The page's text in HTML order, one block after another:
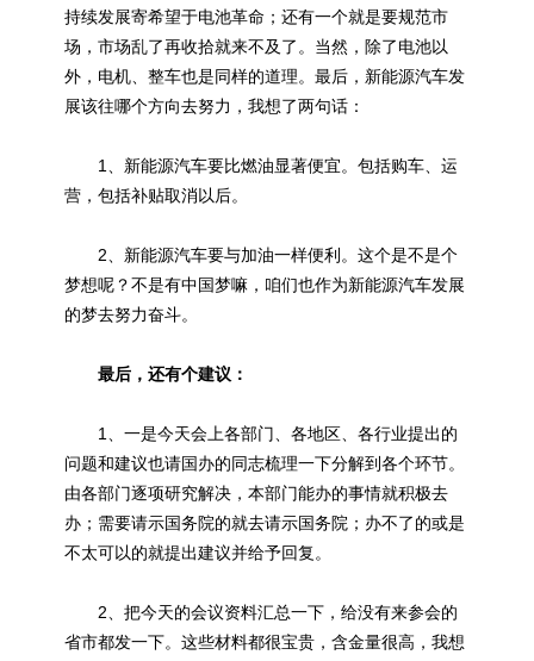
持续发展寄希望于电池革命；还有一个就是要规范市
场，市场乱了再收拾就来不及了。当然，除了电池以
外，电机、整车也是同样的道理。最后，新能源汽车发
展该往哪个方向去努力，我想了两句话：
1、新能源汽车要比燃油显著便宜。包括购车、运
营，包括补贴取消以后。
2、 新能源汽车要与加油一样便利。这个是不是个
梦想呢？不是有中国梦嘛，咱们也作为新能源汽车发展
的梦去努力奋斗。
最后，还有个建议：
1、一是今天会上各部门、各地区、各行业提出的
问题和建议也请国办的同志梳理一下分解到各个环节。
由各部门逐项研究解决，本部门能办的事情就积极去
办；需要请示国务院的就去请示国务院；办不了的或是
不太可以的就提出建议并给予回复。
2、把今天的会议资料汇总一下，给没有来参会的
省市都发一下。这些材料都很宝贵，含金量很高，我想